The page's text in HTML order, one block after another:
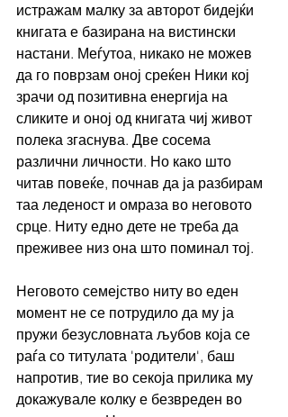
истражам малку за авторот бидејќи
книгата е базирана на вистински
настани. Меѓутоа, никако не можев
да го поврзам оној среќен Ники кој
зрачи од позитивна енергија на
сликите и оној од книгата чиј живот
полека згаснува. Две сосема
различни личности. Но како што
читав повеќе, почнав да ја разбирам
таа леденост и омраза во неговото
срце. Ниту едно дете не треба да
преживее низ она што поминал тој.
Неговото семејство ниту во еден
момент не се потрудило да му ја
пружи безусловната љубов која се
раѓа со титулата 'родители', баш
напротив, тие во секоја прилика му
докажувале колку е безвреден во